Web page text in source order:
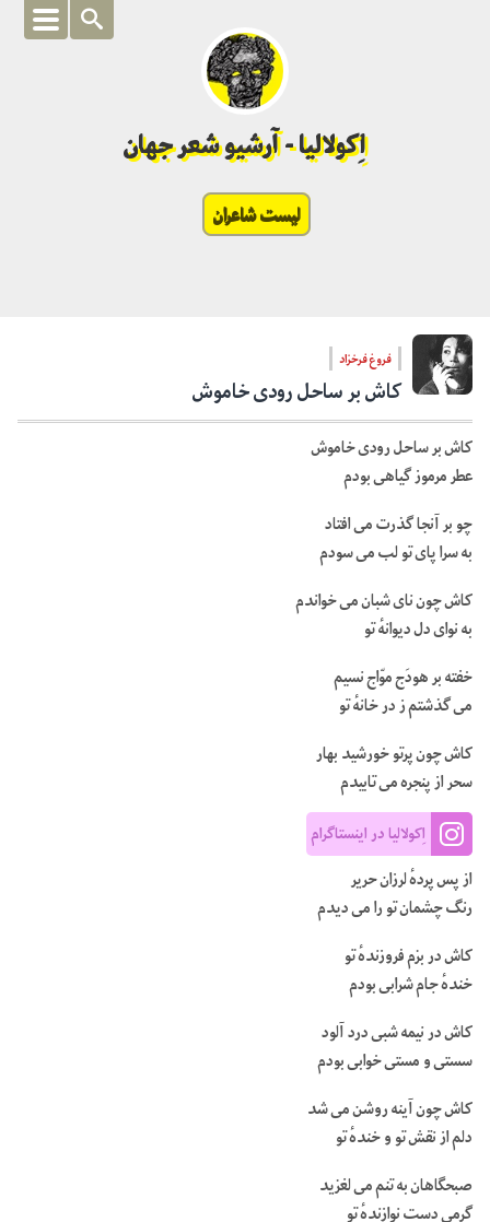
اِکولالیا - آرشیو شعر جهان
لیست شاعران
فروغ فرخزاد
کاش بر ساحل رودی خاموش
کاش بر ساحل رودی خاموش
عطر مرموز گیاهی بودم
چو بر آنجا گذرت می افتاد
به سرا پای تو لب می سودم
کاش چون نای شبان می خواندم
به نوای دل دیوانهٔ تو
خفته بر هودَج موّاج نسیم
می گذشتم ز در خانهٔ تو
کاش چون پرتو خورشید بهار
سحر از پنجره می تابیدم
اِکولالیا در اینستاگرام
از پس پردهٔ لرزان حریر
رنگ چشمان تو را می دیدم
کاش در بزم فروزندهٔ تو
خندهٔ جام شرابی بودم
کاش در نیمه شبی درد آلود
سستی و مستی خوابی بودم
کاش چون آینه روشن می شد
دلم از نقش تو و خندهٔ تو
صبحگاهان به تنم می لغزید
گرمی دست نوازندهٔ تو